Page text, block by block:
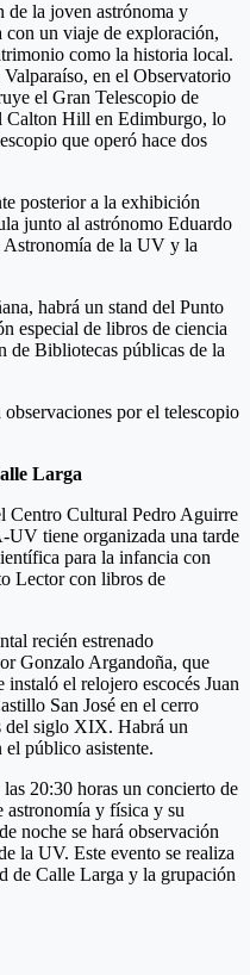
de la joven astrónoma y
con un viaje de exploración,
como la historia local.
Valparaíso, en el Observatorio
el Gran Telescopio de
Calton Hill en Edimburgo, lo
que operó hace dos
posterior a la exhibición
junto al astrónomo Eduardo
de la UV y la
habrá un stand del Punto
especial de libros de ciencia
de Bibliotecas públicas de la
por el telescopio
Larga
Centro Cultural Pedro Aguirre
tiene organizada una tarde
para la infancia con
Lector con libros de
recién estrenado
Gonzalo Argandoña, que
el relojero escocés Juan
San José en el cerro
del siglo XIX. Habrá un
público asistente.
las 20:30 horas un concierto de
astronomía y física y su
noche se hará observación
la UV. Este evento se realiza
de Calle Larga y la grupación